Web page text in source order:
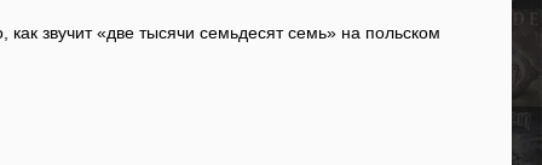
звучит «две тысячи семьдесят семь» на польском